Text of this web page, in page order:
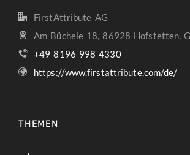
FirstAttribute AG
Am Büchele 18, 86928 Hofstetten,
+49 8196 998 4330
https://www.firstattribute.com/de/
THEMEN